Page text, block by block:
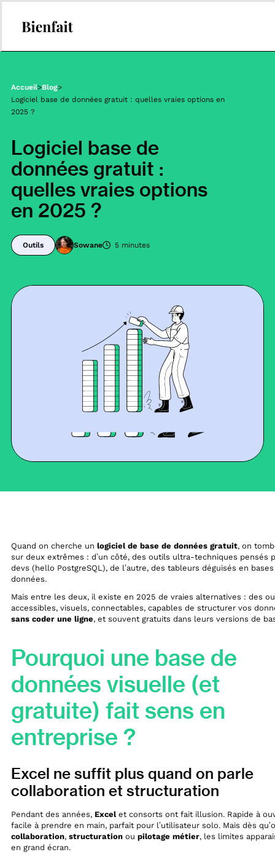
Accueil>Blog>
Logiciel base de données gratuit : quelles vraies options en
2025 ?
Logiciel base de
données gratuit :
quelles vraies options
en 2025 ?
Outils Sowane 5 minutes
Quand on cherche un logiciel de base de données gratuit, on
sur deux extrêmes : d’un côté, des outils ultra-techniques pensés
devs (hello PostgreSQL), de l’autre, des tableurs déguisés en
données.
Mais entre les deux, il existe en 2025 de vraies alternatives : des
accessibles, visuels, connectables, capables de structurer vos
sans coder une ligne, et souvent gratuits dans leurs versions de
Pourquoi une base de
données visuelle (et
gratuite) fait sens en
entreprise ?
Excel ne suffit plus quand on parle
collaboration et structuration
Pendant des années, Excelet consorts ont fait illusion. Rapide à
facile à prendre en main, parfait pour l’utilisateur solo. Mais dès
collaboration, structurationou pilotage métier, les limites
en grand écran.